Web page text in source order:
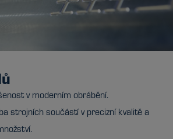
v moderním obrábění.
strojních součástí v precizní kvalitě a